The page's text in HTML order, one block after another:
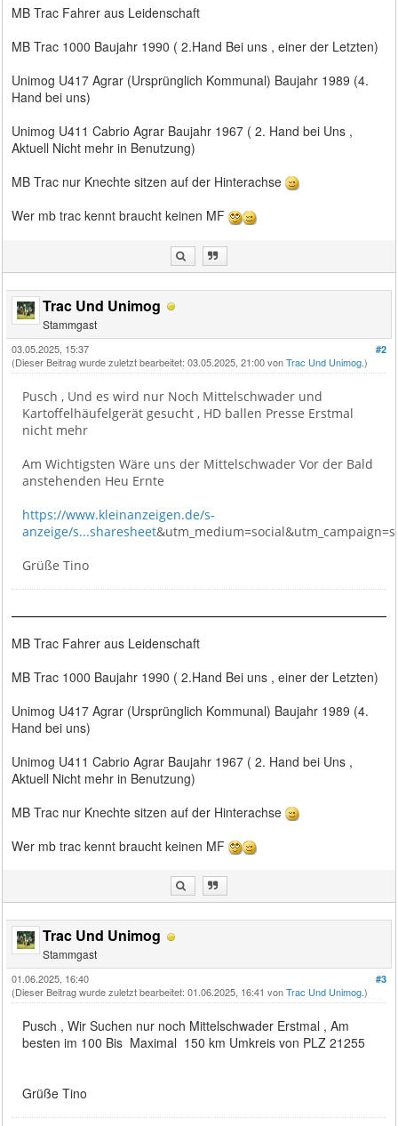
MB Trac Fahrer aus Leidenschaft
MB Trac 1000 Baujahr 1990 ( 2.Hand Bei uns , einer der Letzten)
Unimog U417 Agrar (Ursprünglich Kommunal) Baujahr 1989 (4.
Hand bei uns)
Unimog U411 Cabrio Agrar Baujahr 1967 ( 2. Hand bei Uns ,
Aktuell Nicht mehr in Benutzung)
MB Trac nur Knechte sitzen auf der Hinterachse
Wer mb trac kennt braucht keinen MF
Trac Und Unimog
Stammgast
#2
03.05.2025, 15:37
(Dieser Beitrag wurde zuletzt bearbeitet: 03.05.2025, 21:00 vonTrac Und Unimog.)
Pusch , Und es wird nur Noch Mittelschwader und
Kartoffelhäufelgerät gesucht , HD ballen Presse Erstmal
nicht mehr
Am Wichtigsten Wäre uns der Mittelschwader Vor der Bald
anstehenden Heu Ernte
https://www.kleinanzeigen.de/s-
anzeige/s...sharesheet
Grüße Tino
MB Trac Fahrer aus Leidenschaft
MB Trac 1000 Baujahr 1990 ( 2.Hand Bei uns , einer der Letzten)
Unimog U417 Agrar (Ursprünglich Kommunal) Baujahr 1989 (4.
Hand bei uns)
Unimog U411 Cabrio Agrar Baujahr 1967 ( 2. Hand bei Uns ,
Aktuell Nicht mehr in Benutzung)
MB Trac nur Knechte sitzen auf der Hinterachse
Wer mb trac kennt braucht keinen MF
Trac Und Unimog
Stammgast
#3
01.06.2025, 16:40
(Dieser Beitrag wurde zuletzt bearbeitet: 01.06.2025, 16:41 vonTrac Und Unimog.)
Pusch , Wir Suchen nur noch Mittelschwader Erstmal , Am
besten im 100 Bis Maximal 150 km Umkreis von PLZ 21255
Grüße Tino